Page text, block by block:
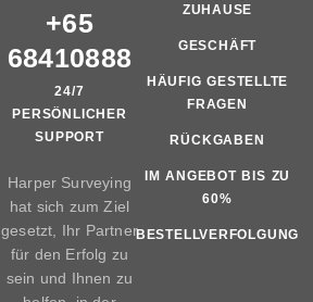
+65
68410888
24/7
PERSÖNLICHER
SUPPORT
Harper Surveying
hat sich zum Ziel
gesetzt, Ihr Partner
für den Erfolg zu
sein und Ihnen zu
ZUHAUSE
GESCHÄFT
HÄUFIG GESTELLTE
FRAGEN
RÜCKGABEN
IM ANGEBOT BIS ZU
60%
BESTELLVERFOLGUNG